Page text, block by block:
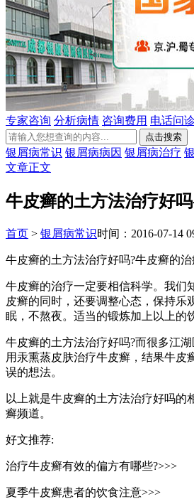
专家咨询 分析病情 咨询费用 电话问
银屑病常识 银屑病病因 银屑病治疗
文章正文
牛皮癣的土方法治疗好
首页 > 银屑病常识时间：2016-07-14
牛皮癣的土方法治疗好吗?牛皮癣的
牛皮癣的治疗一定要相信科学。我们
皮癣的同时，还要调整心态，保持
眠，不熬夜。适当的锻炼加上以上的
牛皮癣的土方法治疗好吗?而很多江
用汞熏蒸皮肤治疗牛皮癣，结果牛
误的想法。
以上就是牛皮癣的土方法治疗好吗
癣频道。
好文推荐:
治疗牛皮癣有效的偏方有哪些?>>>
夏季牛皮癣患者的饮食注意>>>